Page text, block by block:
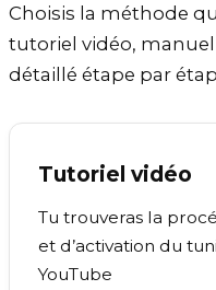
Choisis la méthode
tutoriel vidéo,
détaillé étape par
Tutoriel vidéo
Tu trouveras la
et d’activation du
YouTube